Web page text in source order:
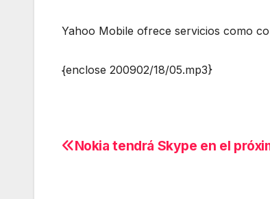
Yahoo Mobile ofrece servicios como
{enclose 200902/18/05.mp3}
Navegación
Nokia tendrá Skype en el